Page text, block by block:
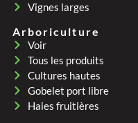
Vignes larges
Arboriculture
Voir
Tous les produits
Cultures hautes
Gobelet port libre
Haies fruitières